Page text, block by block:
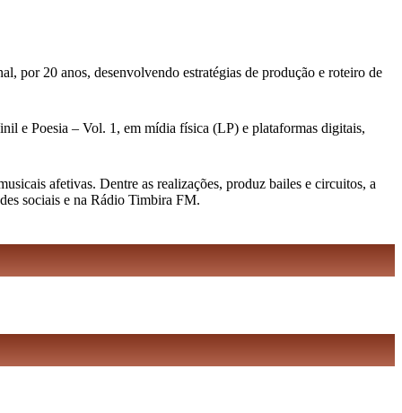
por 20 anos, desenvolvendo estratégias de produção e roteiro de
e Poesia – Vol. 1, em mídia física (LP) e plataformas digitais,
afetivas. Dentre as realizações, produz bailes e circuitos, a
sociais e na Rádio Timbira FM.